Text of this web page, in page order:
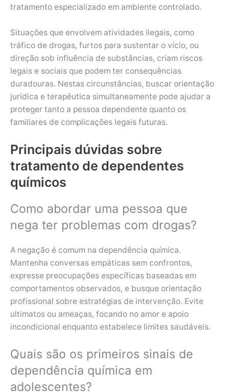
tratamento especializado em ambiente controlado.
Situações que envolvem atividades ilegais, como
tráfico de drogas, furtos para sustentar o vício, ou
direção sob influência de substâncias, criam riscos
legais e sociais que podem ter consequências
duradouras. Nestas circunstâncias, buscar orientação
jurídica e terapêutica simultaneamente pode ajudar a
proteger tanto a pessoa dependente quanto os
familiares de complicações legais futuras.
Principais dúvidas sobre
tratamento de dependentes
químicos
Como abordar uma pessoa que
nega ter problemas com drogas?
A negação é comum na dependência química.
Mantenha conversas empáticas sem confrontos,
expresse preocupações específicas baseadas em
comportamentos observados, e busque orientação
profissional sobre estratégias de intervenção. Evite
ultimatos ou ameaças, focando no amor e apoio
incondicional enquanto estabelece limites saudáveis.
Quais são os primeiros sinais de
dependência química em
adolescentes?